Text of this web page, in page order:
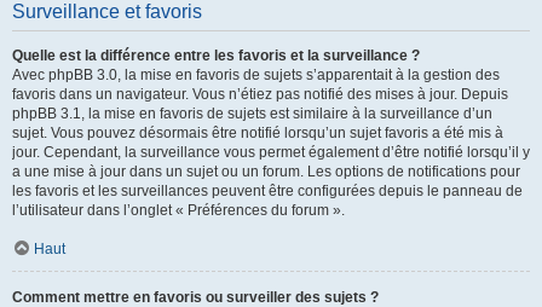
Surveillance et favoris
Quelle est la différence entre les favoris et la surveillance ?
Avec phpBB 3.0, la mise en favoris de sujets s’apparentait à la gestion des
favoris dans un navigateur. Vous n’étiez pas notifié des mises à jour. Depuis
phpBB 3.1, la mise en favoris de sujets est similaire à la surveillance d’un
sujet. Vous pouvez désormais être notifié lorsqu’un sujet favoris a été mis à
jour. Cependant, la surveillance vous permet également d’être notifié lorsqu’il y
a une mise à jour dans un sujet ou un forum. Les options de notifications pour
les favoris et les surveillances peuvent être configurées depuis le panneau de
l’utilisateur dans l’onglet « Préférences du forum ».
Haut
Comment mettre en favoris ou surveiller des sujets ?